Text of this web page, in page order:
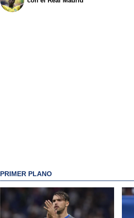
PRIMER PLANO